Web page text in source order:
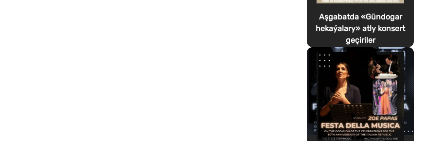
Aşgabatda «Gündogar
hekaýalary» atly konsert
geçiriler